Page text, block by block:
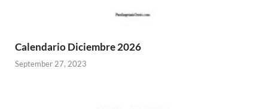
Calendario Diciembre 2026
September 27, 2023